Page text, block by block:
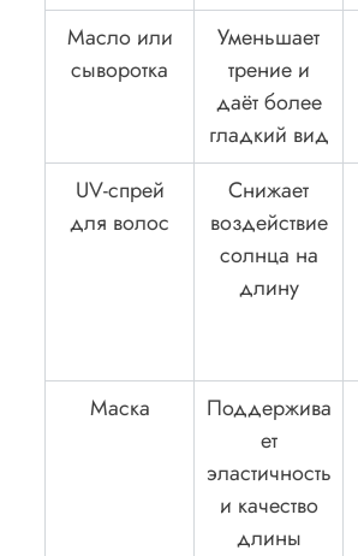
Масло или
сыворотка
Уменьшает
трение и
даёт более
гладкий вид
UV-спрей
для волос
Снижает
воздействие
солнца на
длину
Маска
Поддержива
ет
эластичность
и качество
длины